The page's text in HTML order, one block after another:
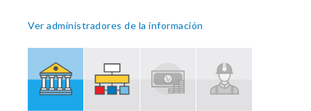
Ver administradores de la información